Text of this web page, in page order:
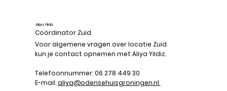
Aliya Yildiz
Coördinator Zuid
Voor algemene vragen over locatie Zuid
kun je contact opnemen met Aliya Yildiz.
Telefoonnummer: 06 278 449 30
E-mail:aliya@odensehuisgroningen.nl